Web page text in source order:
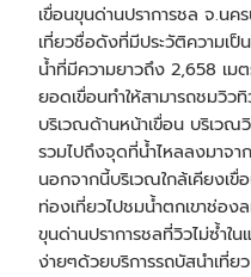
เขื่อนขุนด่านปราการชล จ.น
เที่ยวชื่อดังที่มีประวัติความเ
น้ำที่มีความยาวถึง 2,658 เม
ยอดเขื่อนทำให้สามารถชมวิ
บริเวณด้านหน้าเขื่อน บริเวณ
รวมไปถึงจุดที่น้ำไหลลงมาจา
นอกจากนี้บริเวณใกล้เคียงเขื่
ท่องเที่ยวไปชมน้ำตกเขาช่อ
ขุนด่านปราการชลที่วิวไม่ซ้ำใ
ง่ายๆด้วยบริการรถบัสนำเที่ยว